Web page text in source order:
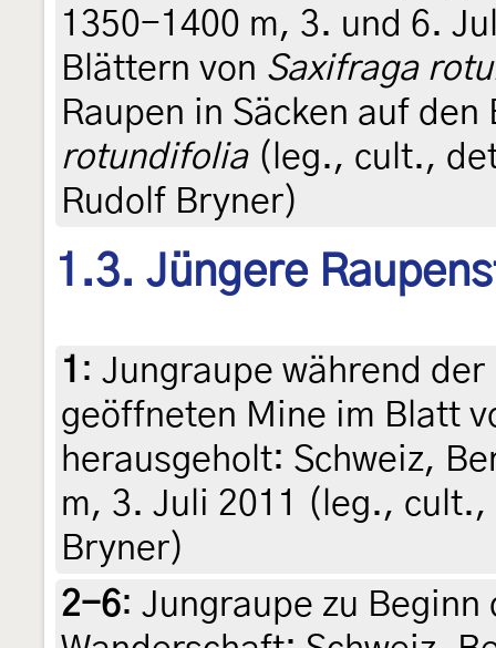
1350-1400 m, 3. und 6.
Blättern von Saxifraga
Raupen in Säcken auf
rotundifolia(leg., cult.,
Rudolf Bryner)
1.3. Jüngere
1 : Jungraupe während
geöffneten Mine im Blatt
herausgeholt: Schweiz,
m, 3. Juli 2011 (leg.,
Bryner)
2-6: Jungraupe zu Beginn